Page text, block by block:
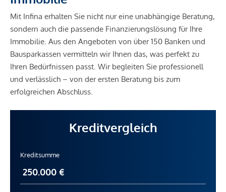
Mit Infina erhalten Sie nicht nur eine unabhängige Beratung,
sondern auch die passende Finanzierungslösung für Ihre
Immobilie. Aus den Angeboten von über 150 Banken und
Bausparkassen vermitteln wir Ihnen das, was perfekt zu
Ihren Bedürfnissen passt. Wir begleiten Sie professionell
und verlässlich – von der ersten Beratung bis zum
erfolgreichen Abschluss.
Kreditvergleich
Kreditsumme